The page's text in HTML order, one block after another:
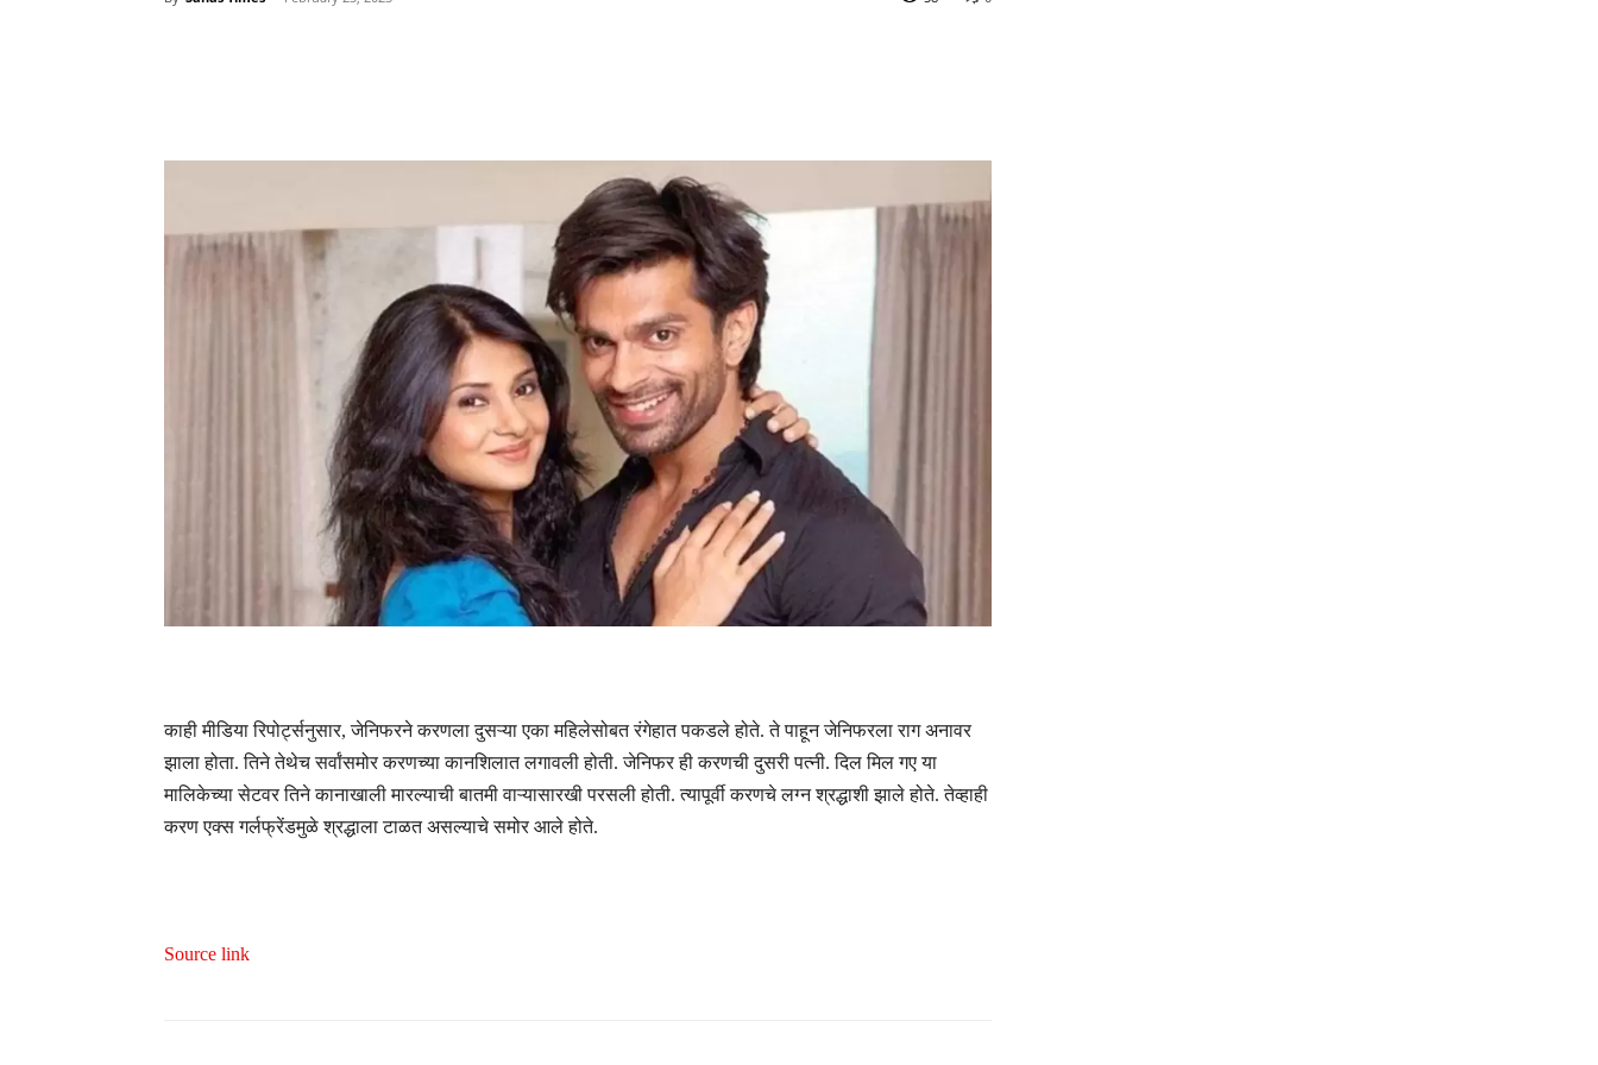
काही मीडिया रिपोर्ट्सनुसार, जेनिफरने करणला दुसऱ्या एका महिलेसोबत रंगेहात पकडले होते. ते पाहून जेनिफरला राग अनावर
झाला होता. तिने तेथेच सर्वांसमोर करणच्या कानशिलात लगावली होती. जेनिफर ही करणची दुसरी पत्नी. दिल मिल गए या
मालिकेच्या सेटवर तिने कानाखाली मारल्याची बातमी वाऱ्यासारखी परसली होती. त्यापूर्वी करणचे लग्न श्रद्धाशी झाले होते. तेव्हाही
करण एक्स गर्लफ्रेंडमुळे श्रद्धाला टाळत असल्याचे समोर आले होते.
Source link